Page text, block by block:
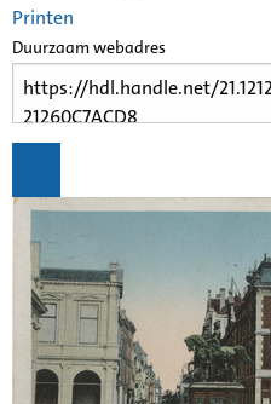
Printen
Duurzaam webadres